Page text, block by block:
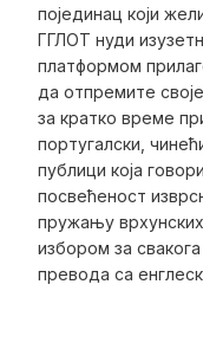
појединац који
ГГЛОТ нуди
платформом
да отпремите
за кратко време
португалски,
публици која
посвећеност
пружању врхунских
избором за
превода са